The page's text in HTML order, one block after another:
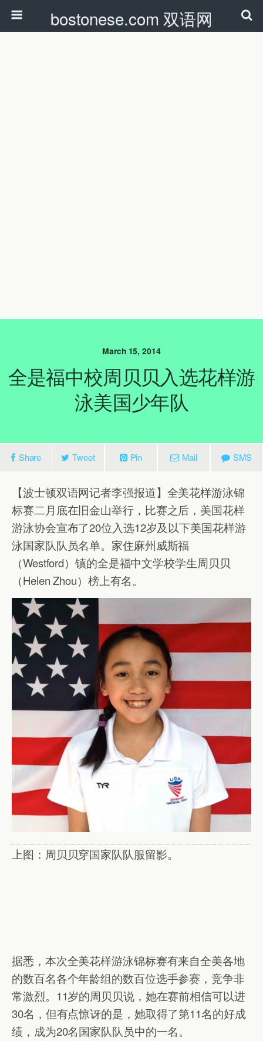
bostonese.com 双语网
March 15, 2014
全是福中校周贝贝入选花样游
泳美国少年队
Share Tweet Pin Mail SMS
【波士顿双语网记者李强报道】全美花样游泳锦
标赛二月底在旧金山举行，比赛之后，美国花样
游泳协会宣布了20位入选12岁及以下美国花样游
泳国家队队员名单。家住麻州威斯福
（Westford）镇的全是福中文学校学生周贝贝
（Helen Zhou）榜上有名。
上图：周贝贝穿国家队队服留影。
据悉，本次全美花样游泳锦标赛有来自全美各地
的数百名各个年龄组的数百位选手参赛，竞争非
常激烈。11岁的周贝贝说，她在赛前相信可以进
30名，但有点惊讶的是，她取得了第11名的好成
绩，成为20名国家队队员中的一名。